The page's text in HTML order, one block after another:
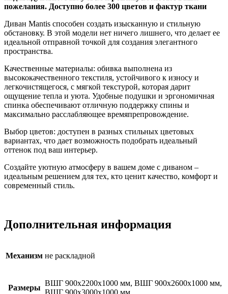
пожелания. Доступно более 300 цветов и фактур ткани
Диван Mantis способен создать изысканную и стильную
обстановку. В этой модели нет ничего лишнего, что делает ее
идеальной отправной точкой для создания элегантного
пространства.
Качественные материалы: обивка выполнена из
высококачественного текстиля, устойчивого к износу и
легкочистящегося, с мягкой текстурой, которая дарит
ощущение тепла и уюта. Удобные подушки и эргономичная
спинка обеспечивают отличную поддержку спины и
максимально расслабляющее времяпрепровождение.
Выбор цветов: доступен в разных стильных цветовых
вариантах, что дает возможность подобрать идеальный
оттенок под ваш интерьер.
Создайте уютную атмосферу в вашем доме с диваном –
идеальным решением для тех, кто ценит качество, комфорт и
современный стиль.
Дополнительная информация
Механизм не раскладной
Размеры
ВШГ 900х2200х1000 мм, ВШГ 900х2600х1000 мм,
ВШГ 900х3000х1000 мм